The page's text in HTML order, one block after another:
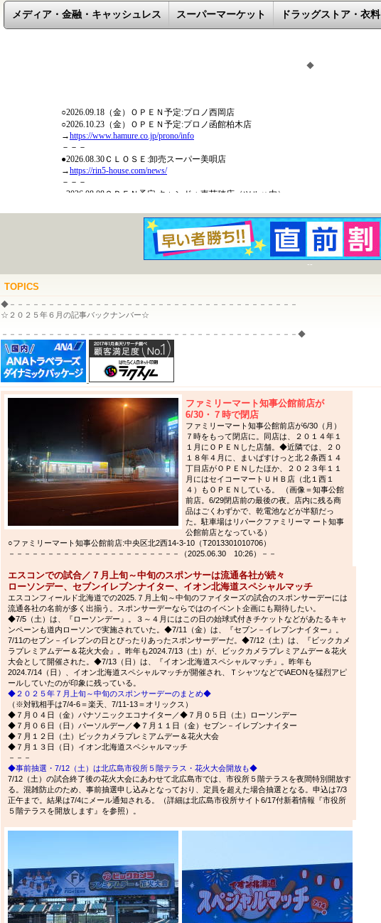
メディア・金融・キャッシュレス スーパーマーケット ドラッグストア・衣料
◆
TOPICS
◆－－－－－－－－－－－－－－－－－－－－－－－－－－－－－－－－－－－－－
☆２０２５年６月の記事バックナンバー☆
－－－－－－－－－－－－－－－－－－－－－－－－－－－－－－－－－－－－－－◆
ファミリーマート知事公館前店が
6/30・７時で閉店
ファミリーマート知事公館前店が6/30（月）
７時をもって閉店に。同店は、２０１４年１
１月にＯＰＥＮした店舗。◆近隣では、２０
１８年４月に、まいばすけっと北２条西１４
丁目店がＯＰＥＮしたほか、２０２３年１１
月にはセイコーマートＵＨＢ店（北１西１
４）もＯＰＥＮしている。 （画像＝知事公館
前店。6/29閉店前の最後の夜。店内に残る商
品はごくわずかで、乾電池などが半額だっ
た。駐車場はリパークファミリーマ ート知事
公館前店となっている）
○ファミリーマート知事公館前店:中央区北2西14-3-10（T2013301010706）
－－－－－－－－－－－－－－－－－－－－－－（2025.06.30 10:26）－－
エスコンでの試合／７月上旬～中旬のスポンサーは流通各社が続々
ローソンデー、セブンイレブンナイター、イオン北海道スペシャルマッチ
エスコンフィールド北海道での2025.７月上旬～中旬のファイターズの試合のスポンサーデーには
流通各社の名前が多く出揃う。スポンサーデーならではのイベント企画にも期待したい。
◆7/5（土）は、『ローソンデー』。３～４月にはこの日の始球式付きチケットなどがあたるキャ
ンペーンも道内ローソンで実施されていた。◆7/11（金）は、『セブン－イレブンナイター』。
7/11のセブン－イレブンの日とぴったりあったスポンサーデーだ。◆7/12（土）は、『ビックカメ
ラプレミアムデー＆花火大会』。昨年も2024.7/13（土）が、ビックカメラプレミアムデー＆花火
大会として開催された。◆7/13（日）は、『イオン北海道スペシャルマッチ』。昨年も
2024.7/14（日）、イオン北海道スペシャルマッチが開催され、ＴシャツなどでiAEONを猛烈アピ
ールしていたのが印象に残っている。
◆２０２５年７月上旬～中旬のスポンサーデーのまとめ◆
（※対戦相手は7/4-6＝楽天、7/11-13＝オリックス）
◆７月０４日（金）パナソニックエコナイター／◆７月０５日（土）ローソンデー
◆７月０６日（日）パーソルデー／◆７月１１日（金）セブン－イレブンナイター
◆７月１２日（土）ビックカメラプレミアムデー＆花火大会
◆７月１３日（日）イオン北海道スペシャルマッチ
－－－
◆事前抽選・7/12（土）は北広島市役所５階テラス・花火大会開放も◆
7/12（土）の試合終了後の花火大会にあわせて北広島市では、市役所５階テラスを夜間特別開放す
る。混雑防止のため、事前抽選申し込みとなっており、定員を超えた場合抽選となる。申込は7/3
正午まで。結果は7/4にメール通知される。（詳細は北広島市役所サイト6/17付新着情報『市役所
５階テラスを開放します』を参照）。
--